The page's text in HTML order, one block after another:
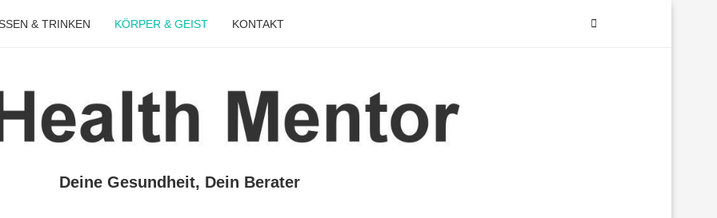
& TRINKEN KÖRPER & GEIST KONTAKT
Deine Gesundheit, Dein Berater